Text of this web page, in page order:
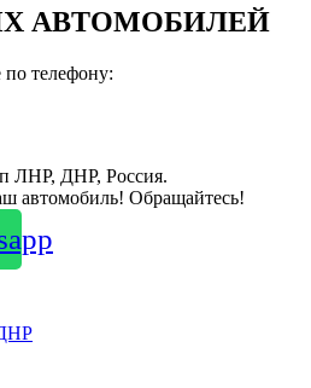
АВТОМОБИЛЕЙ
телефону:
ЛНР, ДНР, Россия.
автомобиль! Обращайтесь!